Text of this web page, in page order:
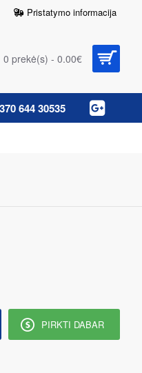
Pristatymo informacija
0 prekė(s) - 0.00€
644 30535
PIRKTI DABAR